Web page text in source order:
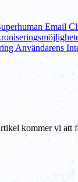
Email
Användarens
kommer vi att